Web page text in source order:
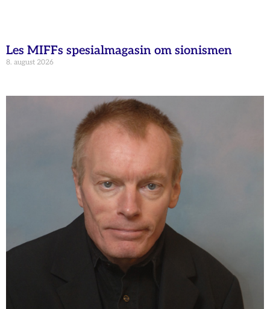
Les MIFFs spesialmagasin om sionismen
8. august 2026